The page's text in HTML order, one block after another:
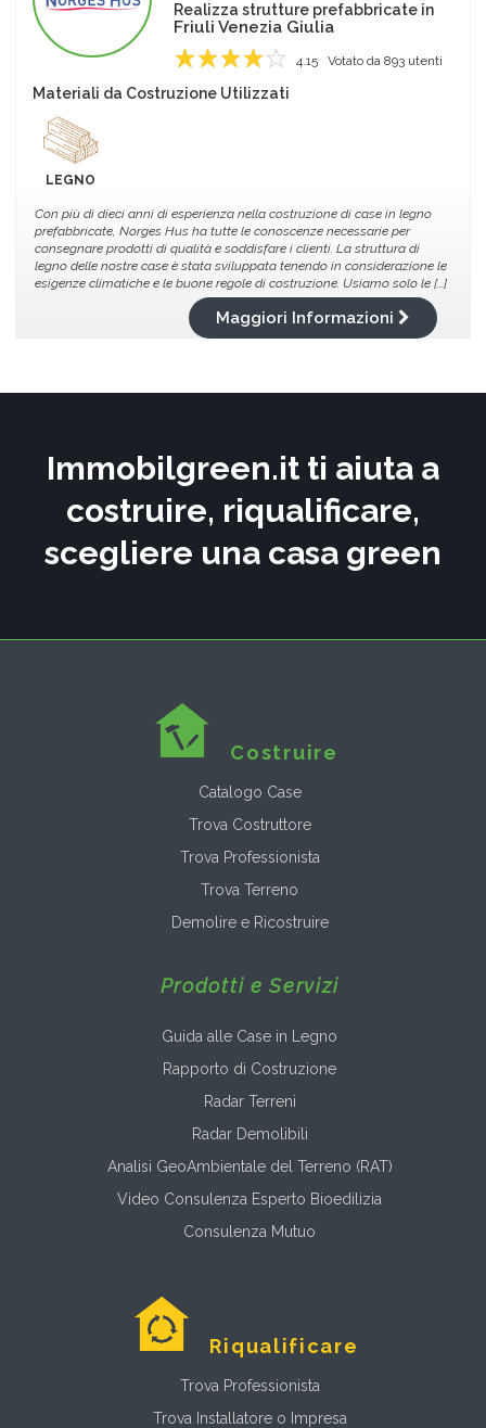
Realizza strutture prefabbricate in
Friuli Venezia Giulia
4.15 Votato da 893 utenti
Materiali da Costruzione Utilizzati
LEGNO
Con più di dieci anni di esperienza nella costruzione di case in legno
prefabbricate, Norges Hus ha tutte le conoscenze necessarie per
consegnare prodotti di qualità e soddisfare i clienti. La struttura di
legno delle nostre case è stata sviluppata tenendo in considerazione le
esigenze climatiche e le buone regole di costruzione. Usiamo solo le [...]
Maggiori Informazioni
Immobilgreen.it ti aiuta a
costruire, riqualificare,
scegliere una casa green
Costruire
Catalogo Case
Trova Costruttore
Trova Professionista
Trova Terreno
Demolire e Ricostruire
Prodotti e Servizi
Guida alle Case in Legno
Rapporto di Costruzione
Radar Terreni
Radar Demolibili
Analisi GeoAmbientale del Terreno (RAT)
Video Consulenza Esperto Bioedilizia
Consulenza Mutuo
Riqualificare
Trova Professionista
Trova Installatore o Impresa